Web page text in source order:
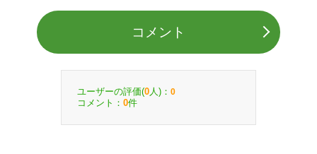
コメント
ユーザーの評価(0 人)： 0
コメント： 0件